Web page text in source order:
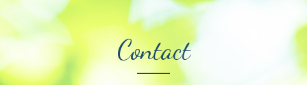
Contact